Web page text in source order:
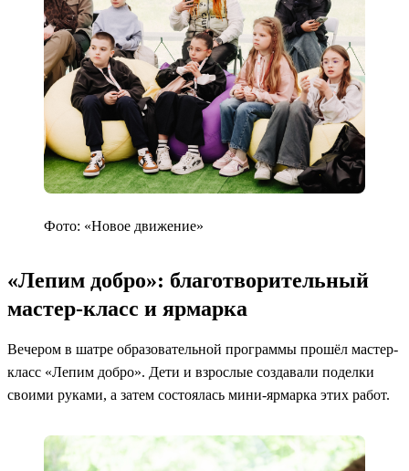
Фото: «Новое движение»
«Лепим добро»: благотворительный
мастер-класс и ярмарка
Вечером в шатре образовательной программы прошёл мастер-
класс «Лепим добро». Дети и взрослые создавали поделки
своими руками, а затем состоялась мини-ярмарка этих работ.